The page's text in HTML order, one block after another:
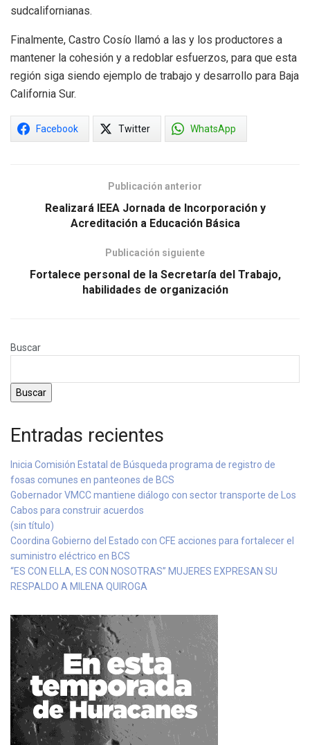
sudcalifornianas.
Finalmente, Castro Cosío llamó a las y los productores a
mantener la cohesión y a redoblar esfuerzos, para que esta
región siga siendo ejemplo de trabajo y desarrollo para Baja
California Sur.
Facebook Twitter WhatsApp
Publicación anterior
Realizará IEEA Jornada de Incorporación y
Acreditación a Educación Básica
Publicación siguiente
Fortalece personal de la Secretaría del Trabajo,
habilidades de organización
Buscar
Buscar
Entradas recientes
Inicia Comisión Estatal de Búsqueda programa de registro de
fosas comunes en panteones de BCS
Gobernador VMCC mantiene diálogo con sector transporte de Los
Cabos para construir acuerdos
(sin título)
Coordina Gobierno del Estado con CFE acciones para fortalecer el
suministro eléctrico en BCS
“ES CON ELLA, ES CON NOSOTRAS” MUJERES EXPRESAN SU
RESPALDO A MILENA QUIROGA